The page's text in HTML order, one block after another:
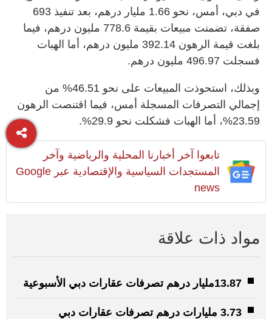
في دبي، أمس، نحو 1.66 مليار درهم، بعد تنفيذ 693
صفقة، تضمنت مبيعات بقيمة 778.6 مليون درهم، فيما
بلغت قيمة الرهون 392.14 مليون درهم، أما الهبات
فسجلت 496.97 مليون درهم.
وبذلك، استحوذت المبيعات على نحو 46.51% من
إجمالي التصرفات المسجلة أمس، فيما اقتنصت الرهون
23.59%، أما الهبات فشكلت نحو 29.9%.
تابعوا آخر أخبارنا المحلية والرياضية وآخر
المستجدات السياسية والإقتصادية عبر Google
news
مواد ذات علاقة
13.87مليار درهم تصرفات عقارات دبي الأسبوعية
3.73 مليارات درهم تصرفات عقارات دبي